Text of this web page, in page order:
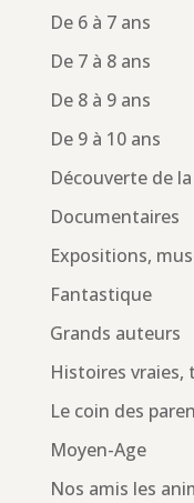
De 6 à 7 ans
De 7 à 8 ans
De 8 à 9 ans
De 9 à 10 ans
Découverte de
Documentaires
Expositions,
Fantastique
Grands auteurs
Histoires vraies,
Le coin des
Moyen-Age
Nos amis les